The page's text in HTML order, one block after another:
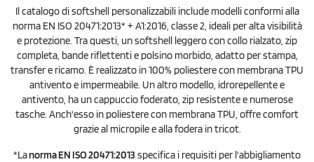
Il catalogo di softshell personalizzabili include modelli conformi alla
norma EN ISO 20471:2013* + A1:2016, classe 2, ideali per alta visibilità
e protezione. Tra questi, un softshell leggero con collo rialzato, zip
completa, bande riflettenti e polsino morbido, adatto per stampa,
transfer e ricamo. È realizzato in 100% poliestere con membrana TPU
antivento e impermeabile. Un altro modello, idrorepellente e
antivento, ha un cappuccio foderato, zip resistente e numerose
tasche. Anch'esso in poliestere con membrana TPU, offre comfort
grazie al micropile e alla fodera in tricot.
*Lanorma EN ISO 20471:2013specifica i requisiti per l'abbigliamento